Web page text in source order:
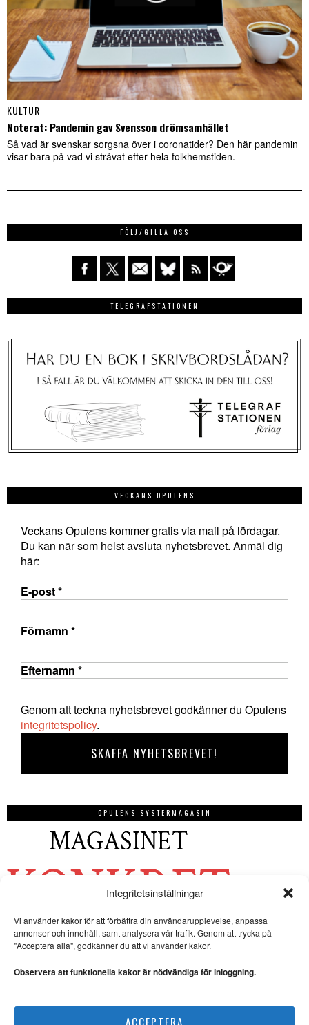
Integritetsinställningar
Vi använder kakor för att förbättra din användarupplevelse, anpassa
annonser och innehåll, samt analysera vår trafik. Genom att trycka på
"Acceptera alla", godkänner du att vi använder kakor.
Observera att funktionella kakor är nödvändiga för inloggning.
ACCEPTERA
KULTUR
Noterat: Pandemin gav Svensson drömsamhället
Så vad är svenskar sorgsna över i coronatider? Den här pandemin
visar bara på vad vi strävat efter hela folkhemstiden.
FÖLJ/GILLA OSS
TELEGRAFSTATIONEN
VECKANS OPULENS
Veckans Opulens kommer gratis via mail på lördagar.
Du kan när som helst avsluta nyhetsbrevet. Anmäl dig
här:
E-post*
Förnamn *
Efternamn *
Genom att teckna nyhetsbrevet godkänner du Opulens
integritetspolicy.
OPULENS SYSTERMAGASIN